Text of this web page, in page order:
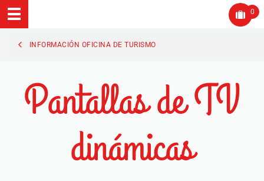
0
INFORMACIÓN OFICINA DE TURISMO
Pantallas de TV
dinámicas